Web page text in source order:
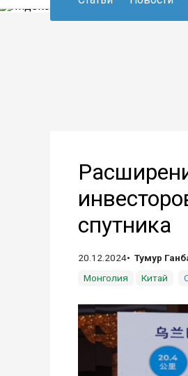
спутника
20.12.2024
Тумур
Монголия
Китай